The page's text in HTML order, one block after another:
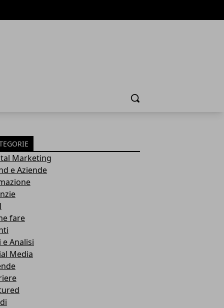
Cerca
Marketing
e Aziende
fare
e Analisi
Media